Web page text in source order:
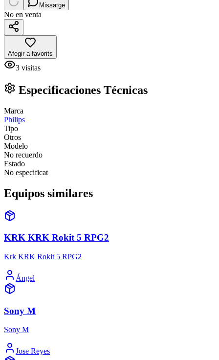
Missatge
No en venta
Afegir a favorits
3 visitas
Especificaciones Técnicas
Marca
Philips
Tipo
Otros
Modelo
No recuerdo
Estado
No especificat
Equipos similares
KRK KRK Rokit 5 RPG2
Krk KRK Rokit 5 RPG2
Ángel
Sony M
Sony M
Jose Reyes